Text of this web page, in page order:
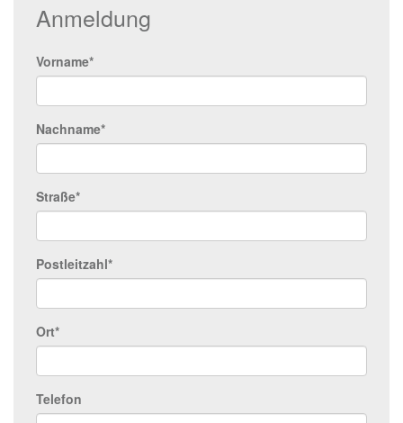
Anmeldung
Vorname*
Nachname*
Straße*
Postleitzahl*
Ort*
Telefon